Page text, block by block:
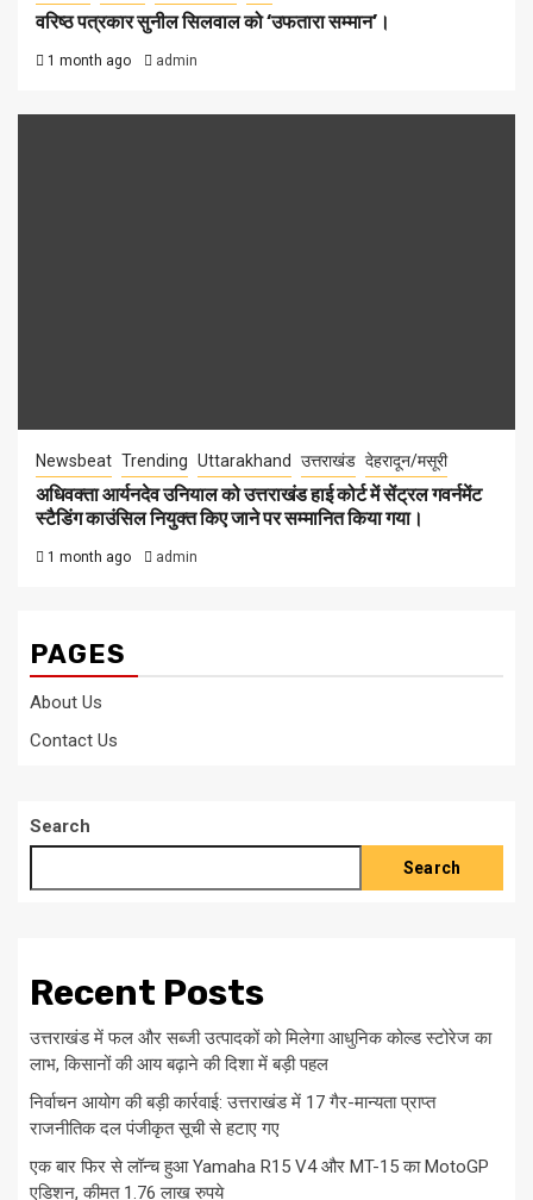
वरिष्ठ पत्रकार सुनील सिलवाल को ‘उफतारा सम्मान’।
1 month ago admin
Newsbeat Trending Uttarakhand उत्तराखंड देहरादून/मसूरी
अधिवक्ता आर्यनदेव उनियाल को उत्तराखंड हाई कोर्ट में सेंट्रल गवर्नमेंट
स्टैडिंग काउंसिल नियुक्त किए जाने पर सम्मानित किया गया।
1 month ago admin
PAGES
About Us
Contact Us
Search
Search
Recent Posts
उत्तराखंड में फल और सब्जी उत्पादकों को मिलेगा आधुनिक कोल्ड स्टोरेज का
लाभ, किसानों की आय बढ़ाने की दिशा में बड़ी पहल
निर्वाचन आयोग की बड़ी कार्रवाई: उत्तराखंड में 17 गैर-मान्यता प्राप्त
राजनीतिक दल पंजीकृत सूची से हटाए गए
एक बार फिर से लॉन्च हुआ Yamaha R15 V4 और MT-15 का MotoGP
एडिशन, कीमत 1.76 लाख रुपये